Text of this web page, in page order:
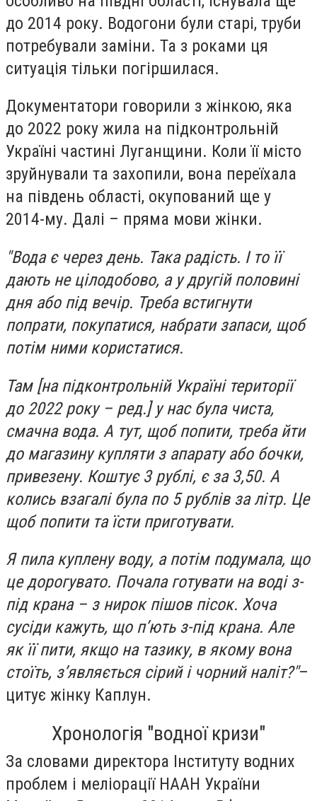
до 2014 року. Водогони були старі, труби
потребували заміни. Та з роками ця
ситуація тільки погіршилася.
Документатори говорили з жінкою, яка
до 2022 року жила на підконтрольній
Україні частині Луганщини. Коли її місто
зруйнували та захопили, вона переїхала
на південь області, окупований ще у
2014-му. Далі – пряма мови жінки.
"Вода є через день. Така радість. І то її
дають не цілодобово, а у другій половині
дня або під вечір. Треба встигнути
попрати, покупатися, набрати запаси, щоб
потім ними користатися.
Там [на підконтрольній Україні території
до 2022 року – ред.] у нас була чиста,
смачна вода. А тут, щоб попити, треба йти
до магазину купляти з апарату або бочки,
привезену. Коштує 3 рублі, є за 3,50. А
колись взагалі була по 5 рублів за літр. Це
щоб попити та їсти приготувати.
Я пила куплену воду, а потім подумала, що
це дорогувато. Почала готувати на воді з-
під крана – з нирок пішов пісок. Хоча
сусіди кажуть, що п’ють з-під крана. Але
як її пити, якщо на тазику, в якому вона
стоїть, з’являється сірий і чорний наліт?"–
цитує жінку Каплун.
Хронологія "водної кризи"
За словами директора Інституту водних
проблем і меліорації НААН України